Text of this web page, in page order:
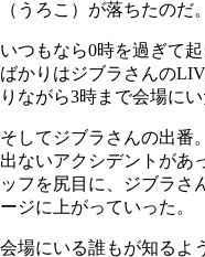
（うろこ）が落ちたのだ。
いつもなら0時を過ぎて
ばかりはジブラさんの
りながら3時まで会場にい
そしてジブラさんの出番
出ないアクシデントがあ
ッフを尻目に、ジブラさ
ージに上がっていった。
会場にいる誰もが知るよ